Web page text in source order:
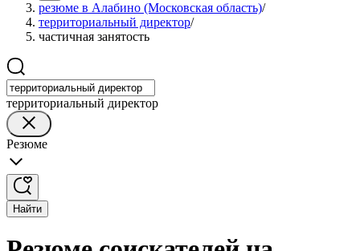
резюме в Алабино (Московская область)/
территориальный директор/
частичная занятость
территориальный директор
Резюме
Найти